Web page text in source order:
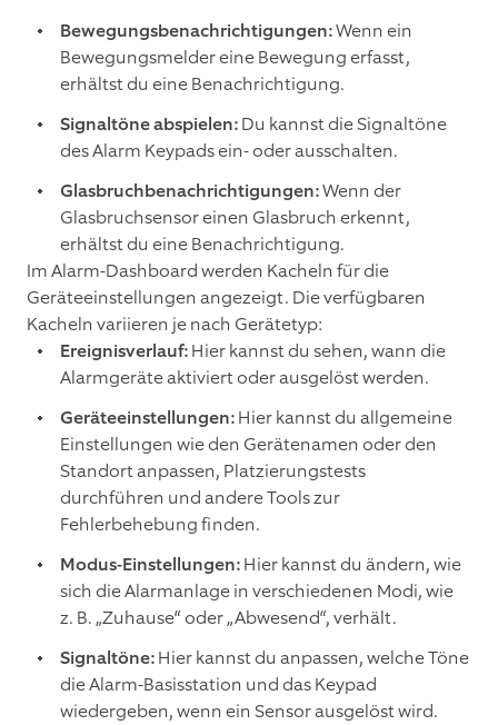
Bewegungsbenachrichtigungen:Wenn ein
Bewegungsmelder eine Bewegung erfasst,
erhältst du eine Benachrichtigung.
Signaltöne abspielen:Du kannst die Signaltöne
des Alarm Keypads ein- oder ausschalten.
Glasbruchbenachrichtigungen:Wenn der
Glasbruchsensor einen Glasbruch erkennt,
erhältst du eine Benachrichtigung.
Im Alarm-Dashboard werden Kacheln für die
Geräteeinstellungen angezeigt. Die verfügbaren
Kacheln variieren je nach Gerätetyp:
Ereignisverlauf:Hier kannst du sehen, wann die
Alarmgeräte aktiviert oder ausgelöst werden.
Geräteeinstellungen:Hier kannst du allgemeine
Einstellungen wie den Gerätenamen oder den
Standort anpassen, Platzierungstests
durchführen und andere Tools zur
Fehlerbehebung finden.
Modus-Einstellungen:Hier kannst du ändern, wie
sich die Alarmanlage in verschiedenen Modi, wie
z. B. „Zuhause“ oder „Abwesend“, verhält.
Signaltöne:Hier kannst du anpassen, welche Töne
die Alarm-Basisstation und das Keypad
wiedergeben, wenn ein Sensor ausgelöst wird.